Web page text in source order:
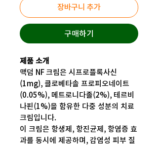
장바구니 추가
구매하기
제품 소개
맥덤 NF 크림은 시프로플록사신
(1mg), 클로베타솔 프로피오네이트
(0.05%), 메트로니다졸(2%), 테르비
나핀(1%)을 함유한 다중 성분의 치료
크림입니다.
이 크림은 항생제, 항진균제, 항염증 효
과를 동시에 제공하며, 감염성 피부 질